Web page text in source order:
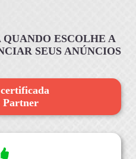
ESCOLHE A
SEUS ANÚNCIOS
Partner